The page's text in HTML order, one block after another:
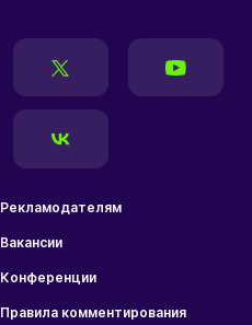
Рекламодателям
Вакансии
Конференции
Правила комментирования